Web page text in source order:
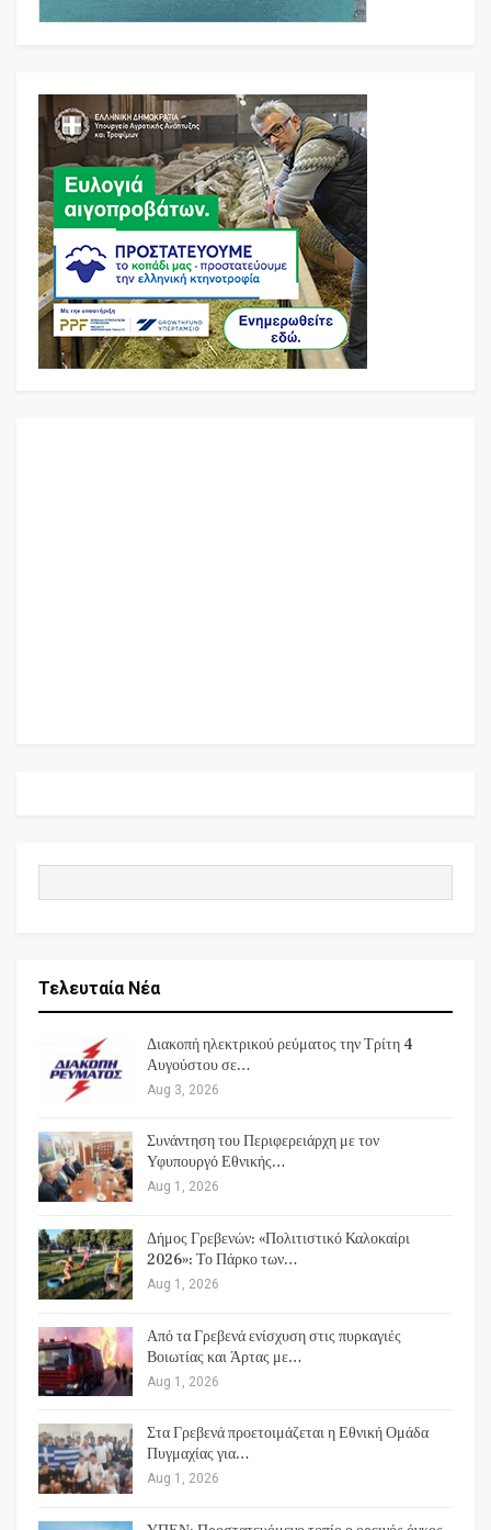
Τελευταία Νέα
Διακοπή ηλεκτρικού ρεύματος την Τρίτη 4
Αυγούστου σε…
Aug 3, 2026
Συνάντηση του Περιφερειάρχη με τον
Υφυπουργό Εθνικής…
Aug 1, 2026
Δήμος Γρεβενών: «Πολιτιστικό Καλοκαίρι
2026»: Το Πάρκο των…
Aug 1, 2026
Από τα Γρεβενά ενίσχυση στις πυρκαγιές
Βοιωτίας και Άρτας με…
Aug 1, 2026
Στα Γρεβενά προετοιμάζεται η Εθνική Ομάδα
Πυγμαχίας για…
Aug 1, 2026